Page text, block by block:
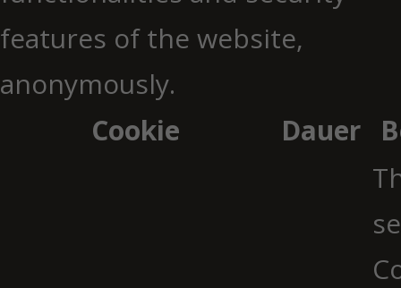
features of the website,
anonymously.
Cookie
Dauer